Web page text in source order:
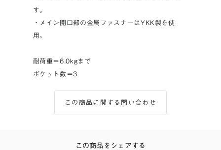
す。
・メイン開口部の金属ファスナーはYKK製を使
用。
耐荷重＝6.0kgまで
ポケット数＝3
この商品に関する問い合わせ
この商品をシェアする